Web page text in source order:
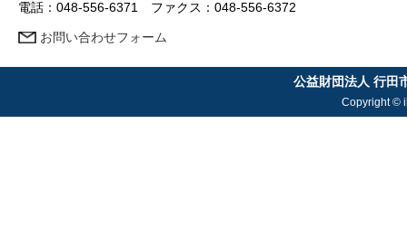
電話：048-556-6371 ファクス：048-556-6372
お問い合わせフォーム
公益財団法人 行田
Copyright ©